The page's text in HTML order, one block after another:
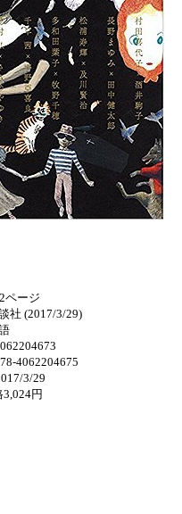
ページ
社 (2017/3/29)
4062204675
3/29
円